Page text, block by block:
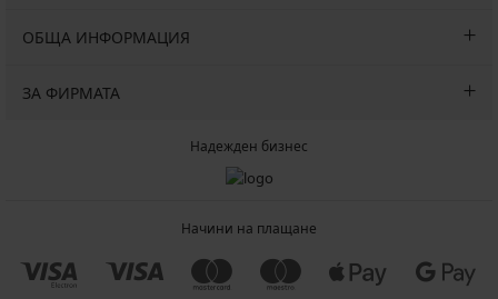
ОБЩА ИНФОРМАЦИЯ
ЗА ФИРМАТА
Надежден бизнес
Начини на плащане